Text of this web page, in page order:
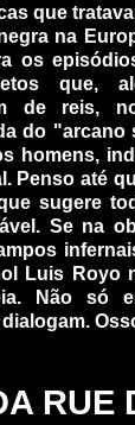
que
na
os
que,
de reis,
do
homens,
Penso até
sugere
Se na
Luis Royo
Não só
RUE